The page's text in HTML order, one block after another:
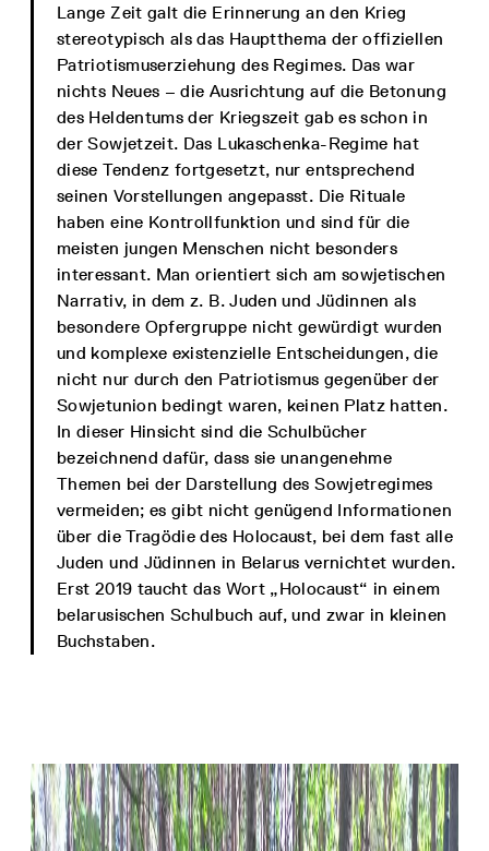
Lange Zeit galt die Erinnerung an den Krieg
stereotypisch als das Hauptthema der offiziellen
Patriotismuserziehung des Regimes. Das war
nichts Neues – die Ausrichtung auf die Betonung
des Heldentums der Kriegszeit gab es schon in
der Sowjetzeit. Das Lukaschenka-Regime hat
diese Tendenz fortgesetzt, nur entsprechend
seinen Vorstellungen angepasst. Die Rituale
haben eine Kontrollfunktion und sind für die
meisten jungen Menschen nicht besonders
interessant. Man orientiert sich am sowjetischen
Narrativ, in dem z. B. Juden und Jüdinnen als
besondere Opfergruppe nicht gewürdigt wurden
und komplexe existenzielle Entscheidungen, die
nicht nur durch den Patriotismus gegenüber der
Sowjetunion bedingt waren, keinen Platz hatten.
In dieser Hinsicht sind die Schulbücher
bezeichnend dafür, dass sie unangenehme
Themen bei der Darstellung des Sowjetregimes
vermeiden; es gibt nicht genügend Informationen
über die Tragödie des Holocaust, bei dem fast alle
Juden und Jüdinnen in Belarus vernichtet wurden.
Erst 2019 taucht das Wort „Holocaust“ in einem
belarusischen Schulbuch auf, und zwar in kleinen
Buchstaben.